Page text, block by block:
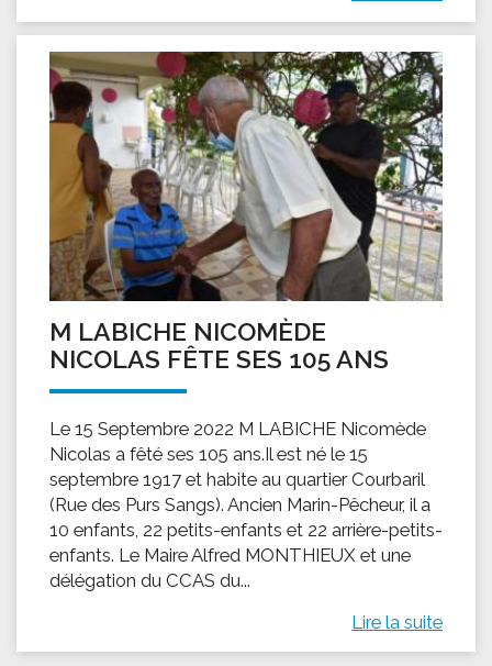
M LABICHE NICOMÈDE
NICOLAS FÊTE SES 105 ANS
Le 15 Septembre 2022 M LABICHE Nicomède
Nicolas a fêté ses 105 ans.Il est né le 15
septembre 1917 et habite au quartier Courbaril
(Rue des Purs Sangs). Ancien Marin-Pêcheur, il a
10 enfants, 22 petits-enfants et 22 arrière-petits-
enfants. Le Maire Alfred MONTHIEUX et une
délégation du CCAS du...
Lire la suite